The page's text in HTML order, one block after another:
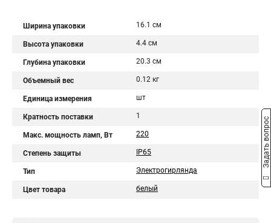
Ширина упаковки 16.1 см
Высота упаковки 4.4 см
Глубина упаковки 20.3 см
Объемный вес 0.12 кг
Единица измерения шт
Кратность поставки 1
Макс. мощность ламп, Вт 220
Степень защиты IP65
Тип Электрогирлянда
Цвет товара белый
Задать вопрос